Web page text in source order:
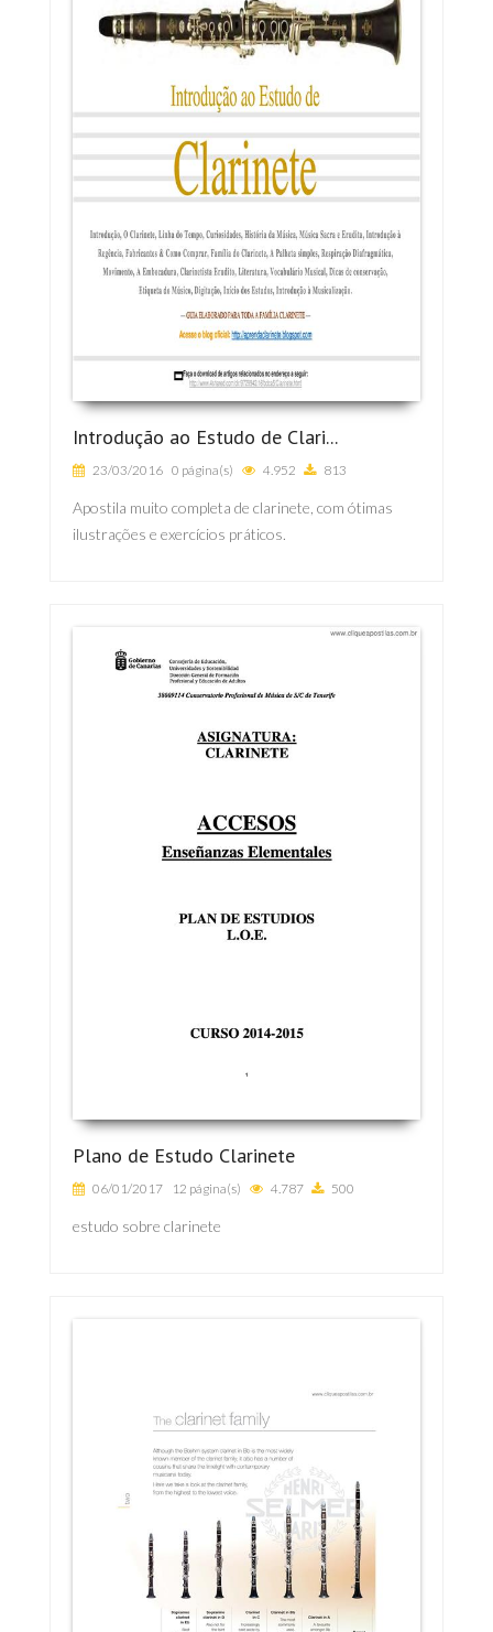
Introdução ao Estudo de Clari...
23/03/2016 0 página(s) 4.952 813
Apostila muito completa de clarinete, com ótimas
ilustrações e exercícios práticos.
Plano de Estudo Clarinete
06/01/2017 12 página(s) 4.787 500
estudo sobre clarinete